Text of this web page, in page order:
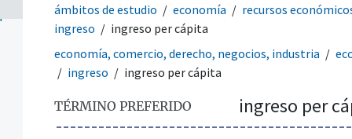
ámbitos de estudio economía
recursos
ingreso
ingreso per cápita
economía, comercio, derecho, negocios, industria
ingreso
ingreso per cápita
TÉRMINO PREFERIDO ingreso per